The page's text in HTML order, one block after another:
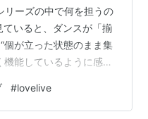
ーズの中で何を担うの
いると、ダンスが「揃
個が立った状態のまま集
能しているように感じ
』のライブ映像だ。
#lovelive